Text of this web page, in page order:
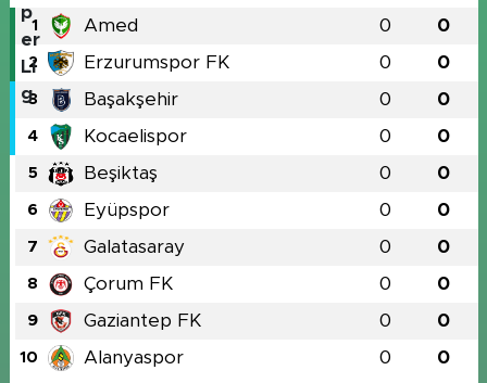
1 Amed 0 0
2 Erzurumspor FK 0 0
3 Başakşehir 0 0
4 Kocaelispor 0 0
5 Beşiktaş 0 0
6 Eyüpspor 0 0
7 Galatasaray 0 0
8 Çorum FK 0 0
9 Gaziantep FK 0 0
10 Alanyaspor 0 0